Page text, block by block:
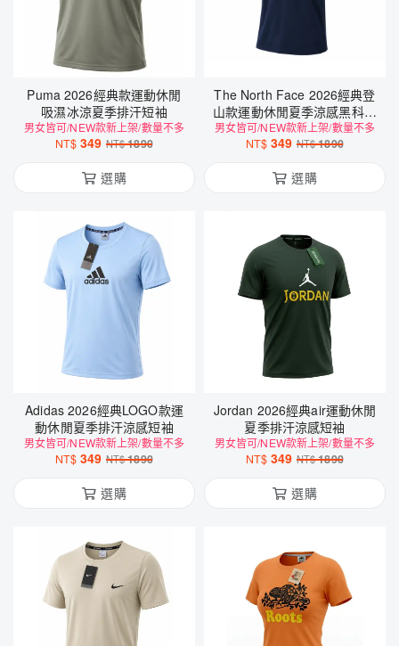
Puma 2026經典款運動休閒
吸濕冰涼夏季排汗短袖
男女皆可/NEW款新上架/數量不多
NT$ 349 NT$1890
選購
The North Face 2026經典登
山款運動休閒夏季涼感黑科技
短袖
男女皆可/NEW款新上架/數量不多
NT$ 349 NT$1890
選購
Adidas 2026經典LOGO款運
動休閒夏季排汗涼感短袖
男女皆可/NEW款新上架/數量不多
NT$ 349 NT$1890
選購
Jordan 2026經典air運動休閒
夏季排汗涼感短袖
男女皆可/NEW款新上架/數量不多
NT$ 349 NT$1890
選購